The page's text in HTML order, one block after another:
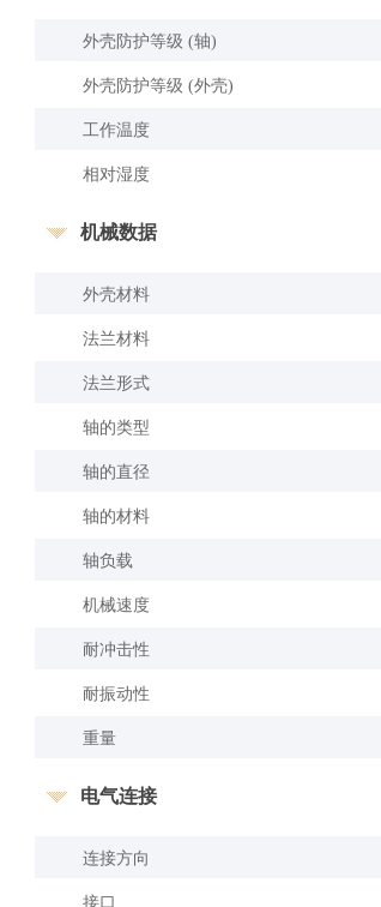
外壳防护等级 (轴)
外壳防护等级 (外壳)
工作温度
相对湿度
机械数据
外壳材料
法兰材料
法兰形式
轴的类型
轴的直径
轴的材料
轴负载
机械速度
耐冲击性
耐振动性
重量
电气连接
连接方向
接口